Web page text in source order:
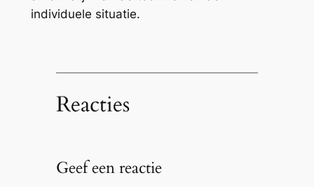
individuele situatie.
Reacties
Geef een reactie